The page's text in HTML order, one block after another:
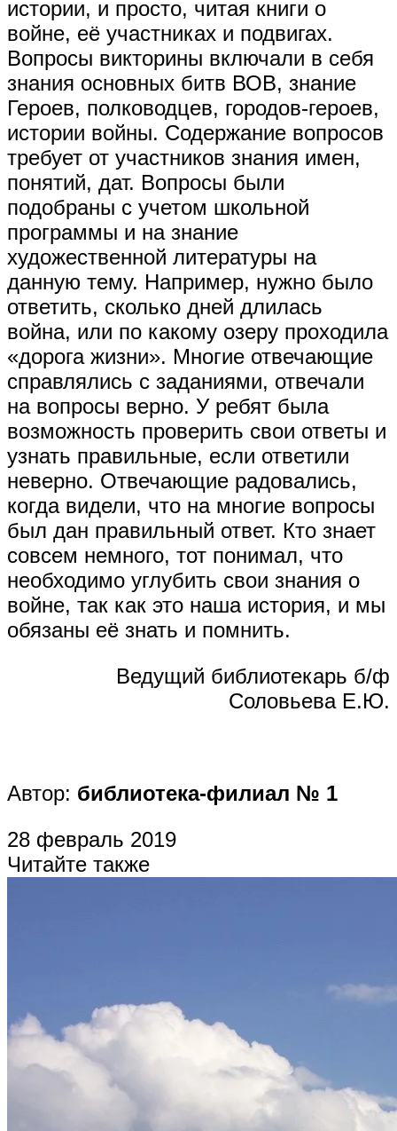
истории, и просто, читая книги о
войне, её участниках и подвигах.
Вопросы викторины включали в себя
знания основных битв ВОВ, знание
Героев, полководцев, городов-героев,
истории войны. Содержание вопросов
требует от участников знания имен,
понятий, дат. Вопросы были
подобраны с учетом школьной
программы и на знание
художественной литературы на
данную тему. Например, нужно было
ответить, сколько дней длилась
война, или по какому озеру проходила
«дорога жизни». Многие отвечающие
справлялись с заданиями, отвечали
на вопросы верно. У ребят была
возможность проверить свои ответы и
узнать правильные, если ответили
неверно. Отвечающие радовались,
когда видели, что на многие вопросы
был дан правильный ответ. Кто знает
совсем немного, тот понимал, что
необходимо углубить свои знания о
войне, так как это наша история, и мы
обязаны её знать и помнить.
Ведущий библиотекарь б/ф
Соловьева Е.Ю.
Автор: библиотека-филиал № 1
28 февраль 2019
Читайте также